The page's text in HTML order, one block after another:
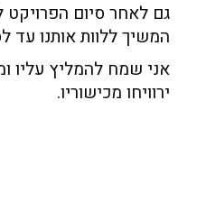
גם לאחר סיום הפרויקט
המשיך ללוות אותנו עד
אני שמח להמליץ עליו
ירוויחו מכישוריו.